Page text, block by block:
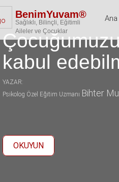
BenimYuvam®
Sağlıklı, Bilinçli, Eğitimli
Aileler ve Çocuklar
kabul
YAZAR:
Psikolog Özel Eğitim Uzmanı Bihter
OKUYUN